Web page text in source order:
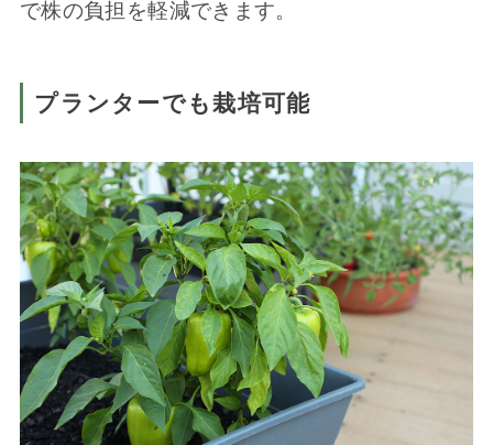
で株の負担を軽減できます。
プランターでも栽培可能